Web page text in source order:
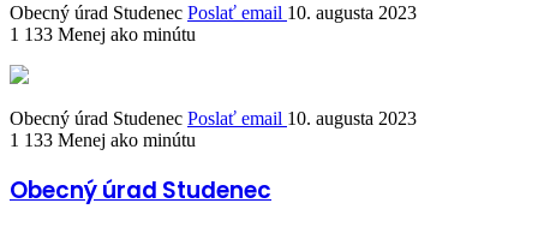
Obecný úrad Studenec Poslať email 10. augusta 2023
1 133 Menej ako minútu
Obecný úrad Studenec Poslať email 10. augusta 2023
1 133 Menej ako minútu
Obecný úrad Studenec